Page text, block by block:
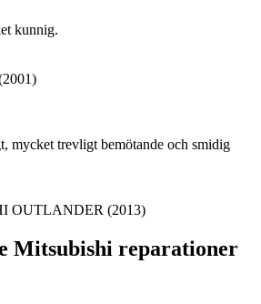
kunnig.
mycket trevligt bemötande och smidig
OUTLANDER (2013)
Mitsubishi reparationer